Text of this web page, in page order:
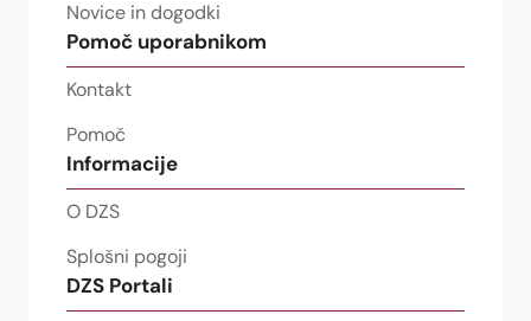
Novice in dogodki
Pomoč uporabnikom
Kontakt
Pomoč
Informacije
O DZS
Splošni pogoji
DZS Portali